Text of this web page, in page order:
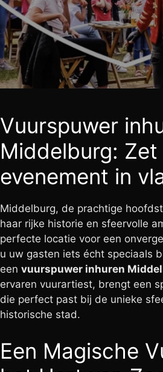
Vuurspuwer
Middelburg: Zet
evenement in
Middelburg, de prachtige
haar rijke historie en sfeervolle
perfecte locatie voor een
u uw gasten iets écht speciaals
een vuurspuwer inhuren
ervaren vuurartiest, brengt een
die perfect past bij de unieke
historische stad.
Een Magische